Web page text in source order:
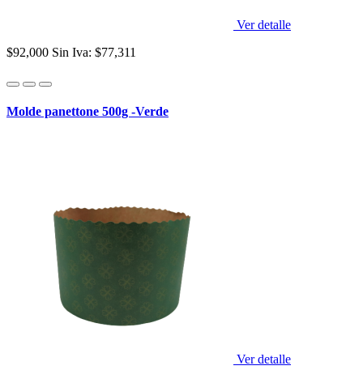
Ver detalle
$92,000 Sin Iva: $77,311
Molde panettone 500g -Verde
Ver detalle